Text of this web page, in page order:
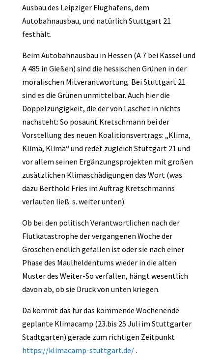
Ausbau des Leipziger Flughafens, dem
Autobahnausbau, und natürlich Stuttgart 21
festhält.
Beim Autobahnausbau in Hessen (A 7 bei Kassel und
A 485 in Gießen) sind die hessischen Grünen in der
moralischen Mitverantwortung. Bei Stuttgart 21
sind es die Grünen unmittelbar. Auch hier die
Doppelzüngigkeit, die der von Laschet in nichts
nachsteht: So posaunt Kretschmann bei der
Vorstellung des neuen Koalitionsvertrags: „Klima,
Klima, Klima“ und redet zugleich Stuttgart 21 und
vor allem seinen Ergänzungsprojekten mit großen
zusätzlichen Klimaschädigungen das Wort (was
dazu Berthold Fries im Auftrag Kretschmanns
verlauten ließ: s. weiter unten).
Ob bei den politisch Verantwortlichen nach der
Flutkatastrophe der vergangenen Woche der
Groschen endlich gefallen ist oder sie nach einer
Phase des Maulheldentums wieder in die alten
Muster des Weiter-So verfallen, hängt wesentlich
davon ab, ob sie Druck von unten kriegen.
Da kommt das für das kommende Wochenende
geplante Klimacamp (23.bis 25 Juli im Stuttgarter
Stadtgarten) gerade zum richtigen Zeitpunkt
https://klimacamp-stuttgart.de/.